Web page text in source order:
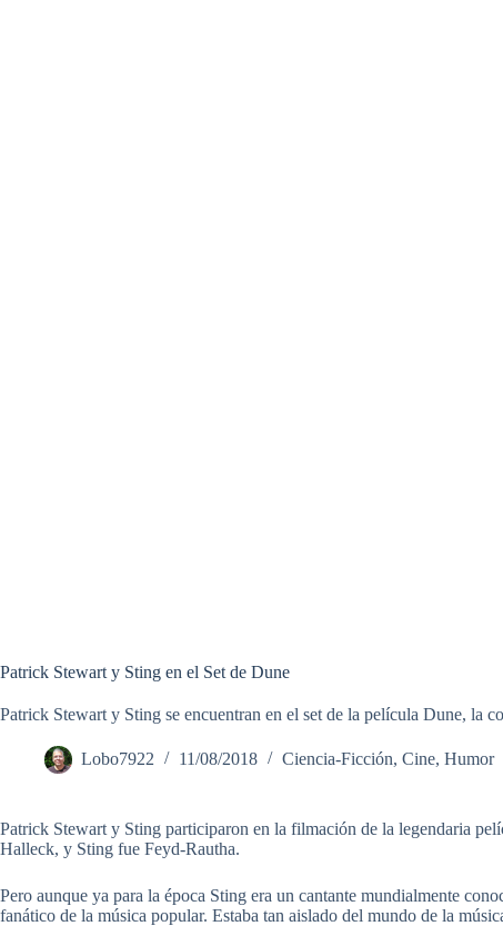
Patrick Stewart y Sting en el Set de Dune
Patrick Stewart y Sting se encuentran en el set de la película Dune, la
Lobo7922 11/08/2018 Ciencia-Ficción, Cine, Humor
Patrick Stewart y Sting participaron en la filmación de la legendaria
Halleck, y Sting fue Feyd-Rautha.
Pero aunque ya para la época Sting era un cantante mundialmente
fanático de la música popular. Estaba tan aislado del mundo de la